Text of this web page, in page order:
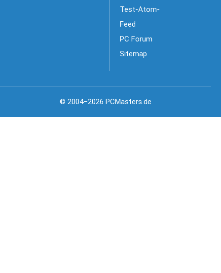
Test-Atom-
Feed
PC Forum
Sitemap
© 2004–2026 PCMasters.de